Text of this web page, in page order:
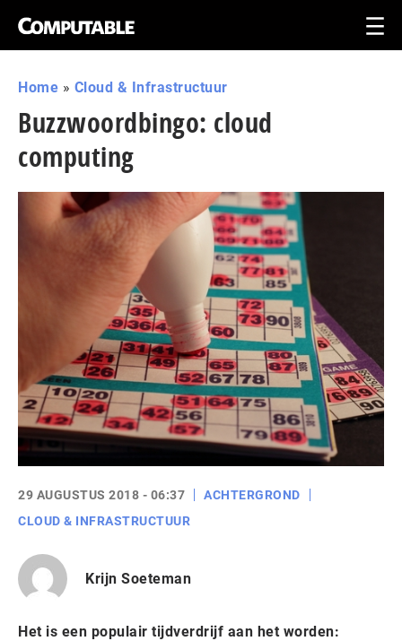
Home » Cloud & Infrastructuur
Buzzwoordbingo: cloud
computing
29 AUGUSTUS 2018 - 06:37
ACHTERGROND
CLOUD & INFRASTRUCTUUR
Krijn Soeteman
Het is een populair tijdverdrijf aan het worden: